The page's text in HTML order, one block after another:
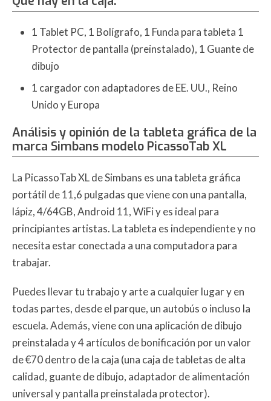
1 Tablet PC, 1 Bolígrafo, 1 Funda para tableta 1
Protector de pantalla (preinstalado), 1 Guante de
dibujo
1 cargador con adaptadores de EE. UU., Reino
Unido y Europa
Análisis y opinión de la tableta gráfica de la
marca Simbans modelo PicassoTab XL
La PicassoTab XL de Simbans es una tableta gráfica
portátil de 11,6 pulgadas que viene con una pantalla,
lápiz, 4/64GB, Android 11, WiFi y es ideal para
principiantes artistas. La tableta es independiente y no
necesita estar conectada a una computadora para
trabajar.
Puedes llevar tu trabajo y arte a cualquier lugar y en
todas partes, desde el parque, un autobús o incluso la
escuela. Además, viene con una aplicación de dibujo
preinstalada y 4 artículos de bonificación por un valor
de €70 dentro de la caja (una caja de tabletas de alta
calidad, guante de dibujo, adaptador de alimentación
universal y pantalla preinstalada protector).